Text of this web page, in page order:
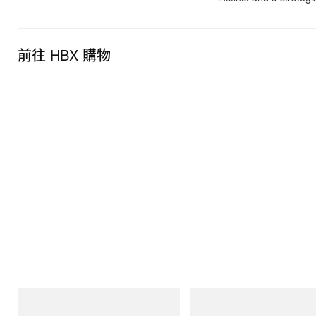
前往 HBX 購物